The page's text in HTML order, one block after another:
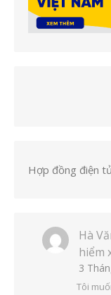
Hợp đồng điện
Hà
hiểm
3
Tôi